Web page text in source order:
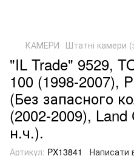
КАМЕРИ Штатні камери
"IL Trade" 9529,
100 (1998-2007),
(Без запасного
(2002-2009),
н.ч.).
Артикул: PX13841 Написати